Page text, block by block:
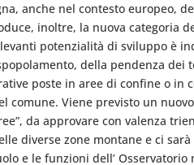
anche nel contesto europeo,
inoltre, la nuova categoria
potenzialità di sviluppo è
della pendenza
poste in aree di confine o
comune. Viene previsto un
da approvare con valenza
diverse zone montane e ci
e le funzioni dell’